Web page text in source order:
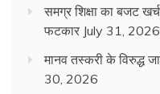
समग्र शिक्षा का बजट
फटकार July 31, 2026
मानव तस्करी के विरुद्ध
30, 2026